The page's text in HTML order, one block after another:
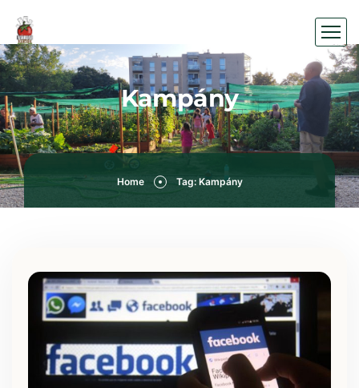
Kampány
Home Tag: Kampány